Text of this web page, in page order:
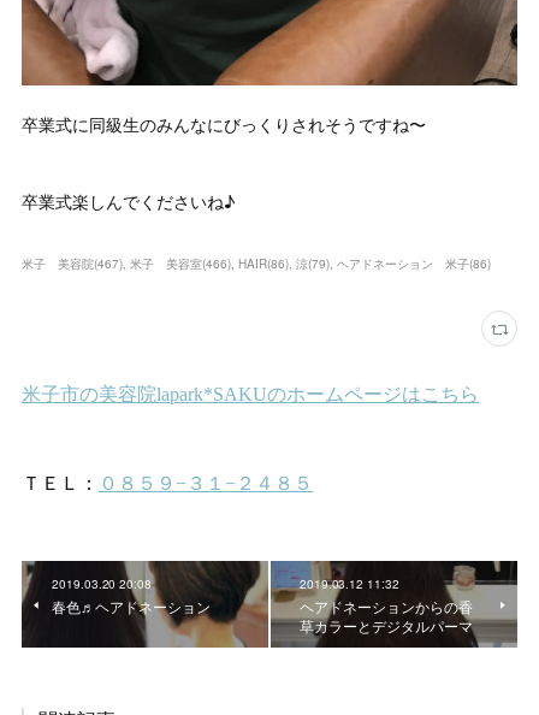
卒業式に同級生のみんなにびっくりされそうですね〜
卒業式楽しんでくださいね♪
米子 美容院(467) 米子 美容室(466) HAIR(86) 涼(79) ヘアドネーション 米子(86)
2019.03.20 20:08
春色♬ヘアドネーション
2019.03.12 11:32
ヘアドネーションからの香
草カラーとデジタルパーマ